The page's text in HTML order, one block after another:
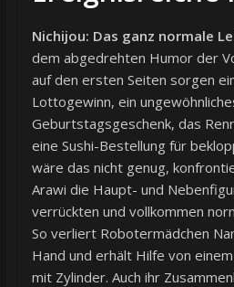
Nichijou: Das ganz normale
dem abgedrehten Humor der
auf den ersten Seiten sorgen
Lottogewinn, ein
Geburtstagsgeschenk, das
eine Sushi-Bestellung für
wäre das nicht genug,
Arawi die Haupt- und
verrückten und vollkommen
So verliert Robotermädchen
Hand und erhält Hilfe von
mit Zylinder. Auch ihr